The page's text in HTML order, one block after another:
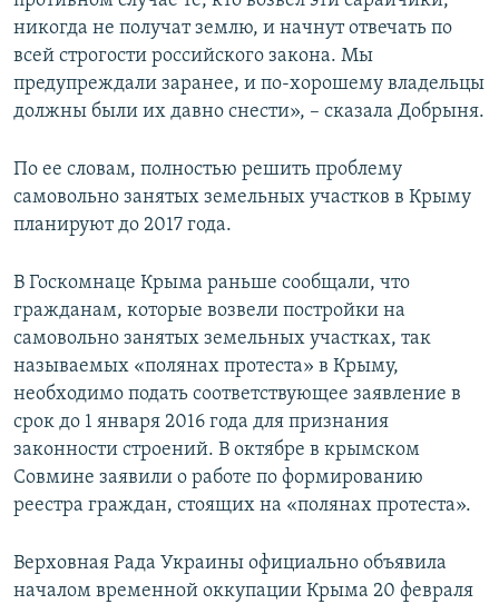
никогда не получат землю, и начнут отвечать по
всей строгости российского закона. Мы
предупреждали заранее, и по-хорошему владельцы
должны были их давно снести», – сказала Добрыня.
По ее словам, полностью решить проблему
самовольно занятых земельных участков в Крыму
планируют до 2017 года.
В Госкомнаце Крыма раньше сообщали, что
гражданам, которые возвели постройки на
самовольно занятых земельных участках, так
называемых «полянах протеста» в Крыму,
необходимо подать соответствующее заявление в
срок до 1 января 2016 года для признания
законности строений. В октябре в крымском
Совмине заявили о работе по формированию
реестра граждан, стоящих на «полянах протеста».
Верховная Рада Украины официально объявила
началом временной оккупации Крыма 20 февраля